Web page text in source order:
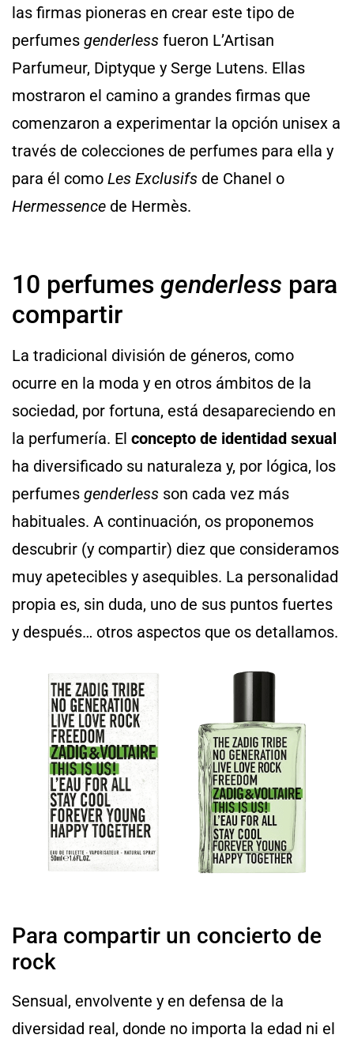
las firmas pioneras en crear este tipo de
perfumes genderless fueron L’Artisan
Parfumeur, Diptyque y Serge Lutens. Ellas
mostraron el camino a grandes firmas que
comenzaron a experimentar la opción unisex a
través de colecciones de perfumes para ella y
para él como Les Exclusifs de Chanel o
Hermessence de Hermès.
10 perfumes genderless para
compartir
La tradicional división de géneros, como
ocurre en la moda y en otros ámbitos de la
sociedad, por fortuna, está desapareciendo en
la perfumería. El concepto de identidad sexual
ha diversificado su naturaleza y, por lógica, los
perfumes genderless son cada vez más
habituales. A continuación, os proponemos
descubrir (y compartir) diez que consideramos
muy apetecibles y asequibles. La personalidad
propia es, sin duda, uno de sus puntos fuertes
y después… otros aspectos que os detallamos.
Para compartir un concierto de
rock
Sensual, envolvente y en defensa de la
diversidad real, donde no importa la edad ni el